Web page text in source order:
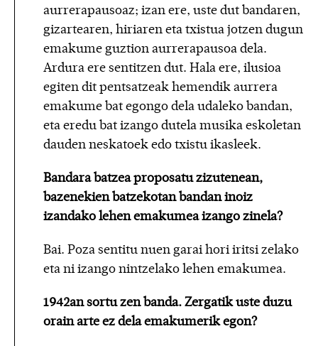
aurrerapausoaz; izan ere, uste dut bandaren,
gizartearen, hiriaren eta txistua jotzen dugun
emakume guztion aurrerapausoa dela.
Ardura ere sentitzen dut. Hala ere, ilusioa
egiten dit pentsatzeak hemendik aurrera
emakume bat egongo dela udaleko bandan,
eta eredu bat izango dutela musika eskoletan
dauden neskatoek edo txistu ikasleek.
Bandara batzea proposatu zizutenean,
bazenekien batzekotan bandan inoiz
izandako lehen emakumea izango zinela?
Bai. Poza sentitu nuen garai hori iritsi zelako
eta ni izango nintzelako lehen emakumea.
1942an sortu zen banda. Zergatik uste duzu
orain arte ez dela emakumerik egon?